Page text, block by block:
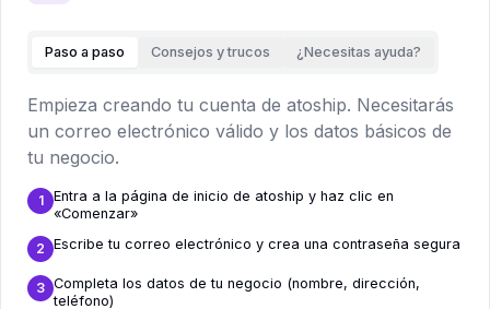
Paso a paso Consejos y trucos ¿Necesitas ayuda?
Empieza creando tu cuenta de atoship. Necesitarás
un correo electrónico válido y los datos básicos de
tu negocio.
1
Entra a la página de inicio de atoship y haz clic en
«Comenzar»
2 Escribe tu correo electrónico y crea una contraseña segura
3 Completa los datos de tu negocio (nombre, dirección,
teléfono)